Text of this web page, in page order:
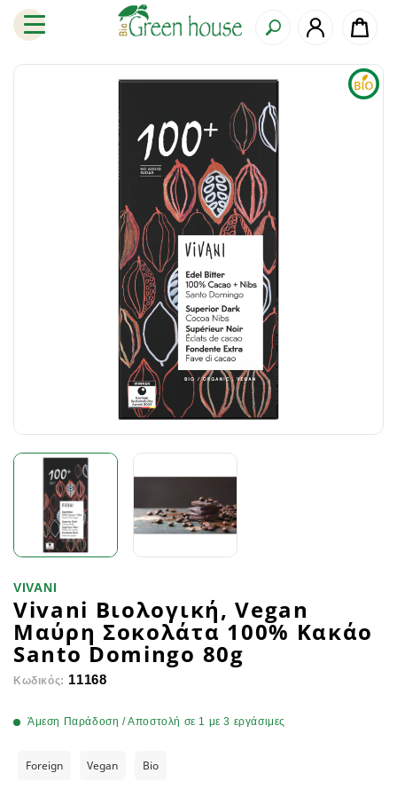
VIVANI
Vivani Βιολογική, Vegan
Μαύρη Σοκολάτα 100% Κακάο
Santo Domingo 80g
Κωδικός: 11168
Άμεση Παράδοση / Αποστολή σε 1 με 3 εργάσιμες
Foreign Vegan Bio